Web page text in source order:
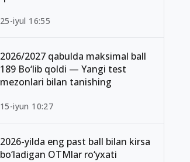
25-iyul 16:55
2026/2027 qabulda maksimal ball
189 Bo‘lib qoldi — Yangi test
mezonlari bilan tanishing
15-iyun 10:27
2026-yilda eng past ball bilan kirsa
bo‘ladigan OTMlar ro‘yxati